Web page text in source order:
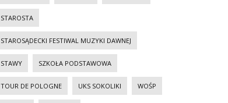
STAROSTA
STAROSĄDECKI FESTIWAL MUZYKI DAWNEJ
STAWY SZKOŁA PODSTAWOWA
TOUR DE POLOGNE UKS SOKOLIKI WOŚP